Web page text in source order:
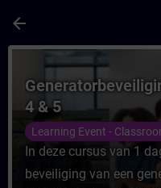
arrow_back
Kurs -
4 & 5
Learning Event -
In deze cursus van 1
beveiliging van een